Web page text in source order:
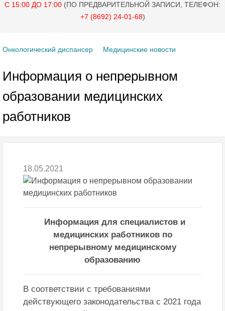
С 15:00 ДО 17:00 (ПО ПРЕДВАРИТЕЛЬНОЙ ЗАПИСИ, ТЕЛЕФОН:
+7 (8692) 24-01-68)
Онкологический диспансер Медицинские новости
Информация о непрерывном
образовании медицинских
работников
18.05.2021
Информация для специалистов и
медицинских работников по
непрерывному медицинскому
образованию
В соответствии с требованиями
действующего законодательства с 2021 года